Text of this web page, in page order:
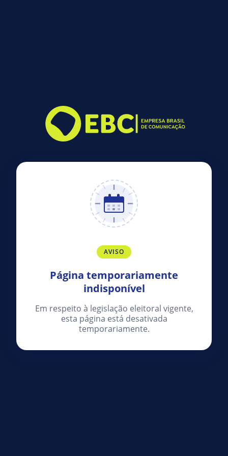
AVISO
Página temporariamente
indisponível
Em respeito à legislação eleitoral vigente,
esta página está desativada
temporariamente.